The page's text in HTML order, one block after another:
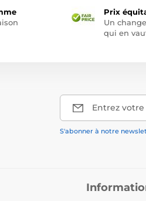
Prix
Un
qui en
Entrez
S'abonner à notre